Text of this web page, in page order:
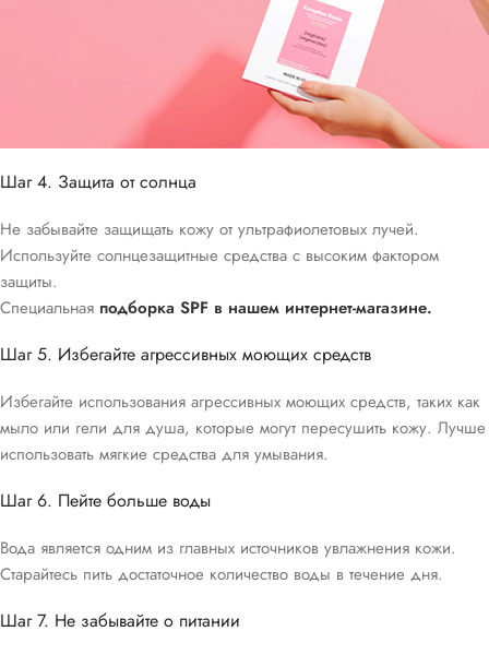
Шаг 4. Защита от солнца
Не забывайте защищать кожу от ультрафиолетовых лучей.
Используйте солнцезащитные средства с высоким фактором
защиты.
Специальная подборка SPF в нашем интернет-магазине.
Шаг 5. Избегайте агрессивных моющих средств
Избегайте использования агрессивных моющих средств, таких как
мыло или гели для душа, которые могут пересушить кожу. Лучше
использовать мягкие средства для умывания.
Шаг 6. Пейте больше воды
Вода является одним из главных источников увлажнения кожи.
Старайтесь пить достаточное количество воды в течение дня.
Шаг 7. Не забывайте о питании